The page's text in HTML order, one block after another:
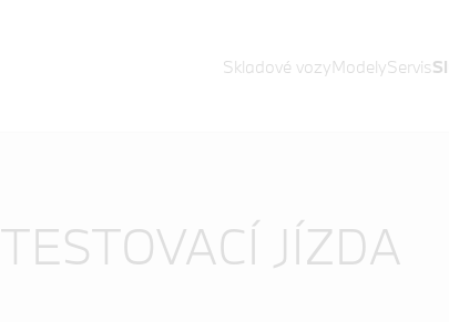
Skladové vozyModelyServis
TESTOVACÍ JÍZDA